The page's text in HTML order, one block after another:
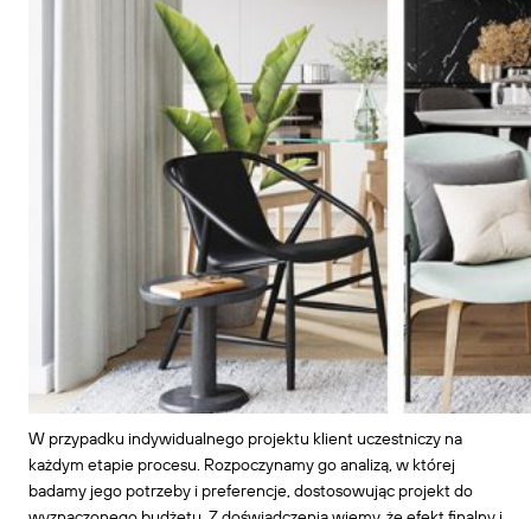
W przypadku indywidualnego projektu klient uczestniczy na
każdym etapie procesu. Rozpoczynamy go analizą, w której
badamy jego potrzeby i preferencje, dostosowując projekt do